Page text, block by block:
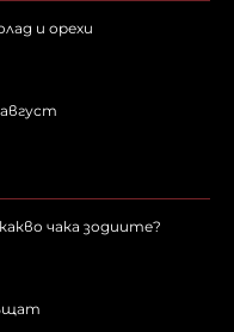
и орехи
чака зодиите?